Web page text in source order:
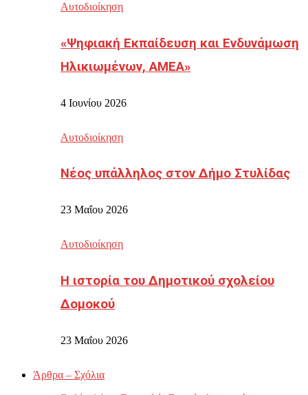
Αυτοδιοίκηση
«Ψηφιακή Εκπαίδευση και Ενδυνάμωση
Ηλικιωμένων, ΑΜΕΑ»
4 Ιουνίου 2026
Αυτοδιοίκηση
Νέος υπάλληλος στον Δήμο Στυλίδας
23 Μαΐου 2026
Αυτοδιοίκηση
Η ιστορία του Δημοτικού σχολείου
Δομοκού
23 Μαΐου 2026
Άρθρα – Σχόλια